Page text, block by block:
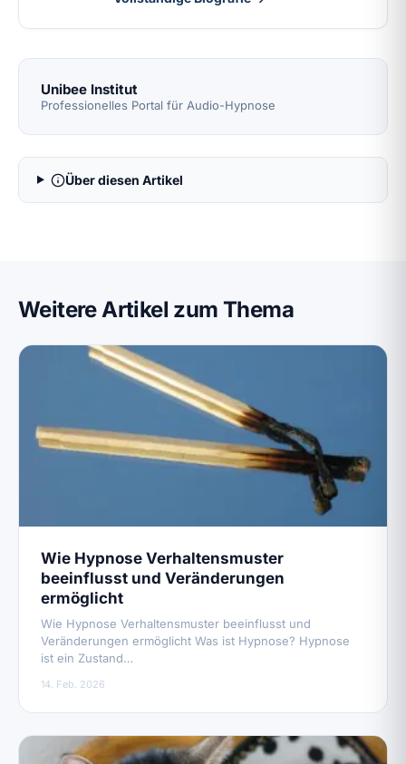
Unibee Institut
Professionelles Portal für Audio-Hypnose
Über diesen Artikel
Weitere Artikel zum Thema
Wie Hypnose Verhaltensmuster
beeinflusst und Veränderungen
ermöglicht
Wie Hypnose Verhaltensmuster beeinflusst und
Veränderungen ermöglicht Was ist Hypnose? Hypnose
ist ein Zustand…
14. Feb. 2026